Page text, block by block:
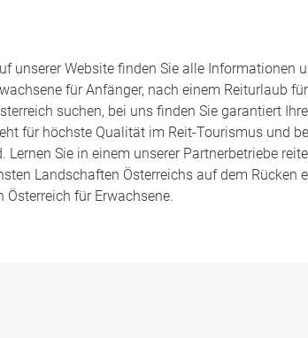
unserer Website finden Sie alle
für Anfänger, nach einem Reiturlaub
suchen, bei uns finden Sie garantiert
für höchste Qualität im Reit-Tourismus und
Sie in einem unserer Partnerbetriebe
Landschaften Österreichs auf dem Rücken
für Erwachsene.